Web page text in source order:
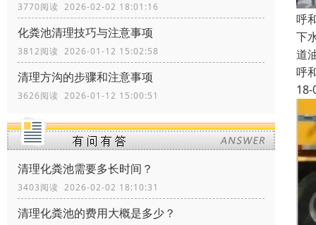
3770阅读 2026-02-02 18:01:16
化粪池清理技巧与注意事项
3812阅读 2026-01-12 15:02:58
清理方沟的步骤和注意事项
3626阅读 2026-01-12 15:00:51
清理化粪池需要多长时间？
3403阅读 2026-02-02 18:10:31
清理化粪池的费用大概是多少？
呼
下
道
呼
18-